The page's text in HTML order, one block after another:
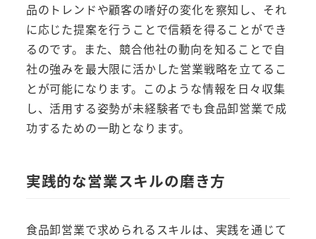
品のトレンドや顧客の嗜好の変化を察知し、それ
に応じた提案を行うことで信頼を得ることができ
るのです。また、競合他社の動向を知ることで自
社の強みを最大限に活かした営業戦略を立てるこ
とが可能になります。このような情報を日々収集
し、活用する姿勢が未経験者でも食品卸営業で成
功するための一助となります。
実践的な営業スキルの磨き方
食品卸営業で求められるスキルは、実践を通じて